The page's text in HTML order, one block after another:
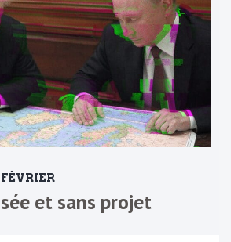
et sans projet